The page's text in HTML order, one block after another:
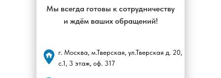
Мы всегда готовы к сотрудничеству
и ждём ваших обращений!
г. Москва, м.Тверская, ул.Тверская д. 20,
с.1, 3 этаж, оф. 317